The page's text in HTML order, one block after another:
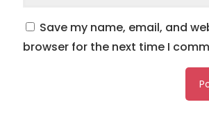
Save my name, email, and
browser for the next time I